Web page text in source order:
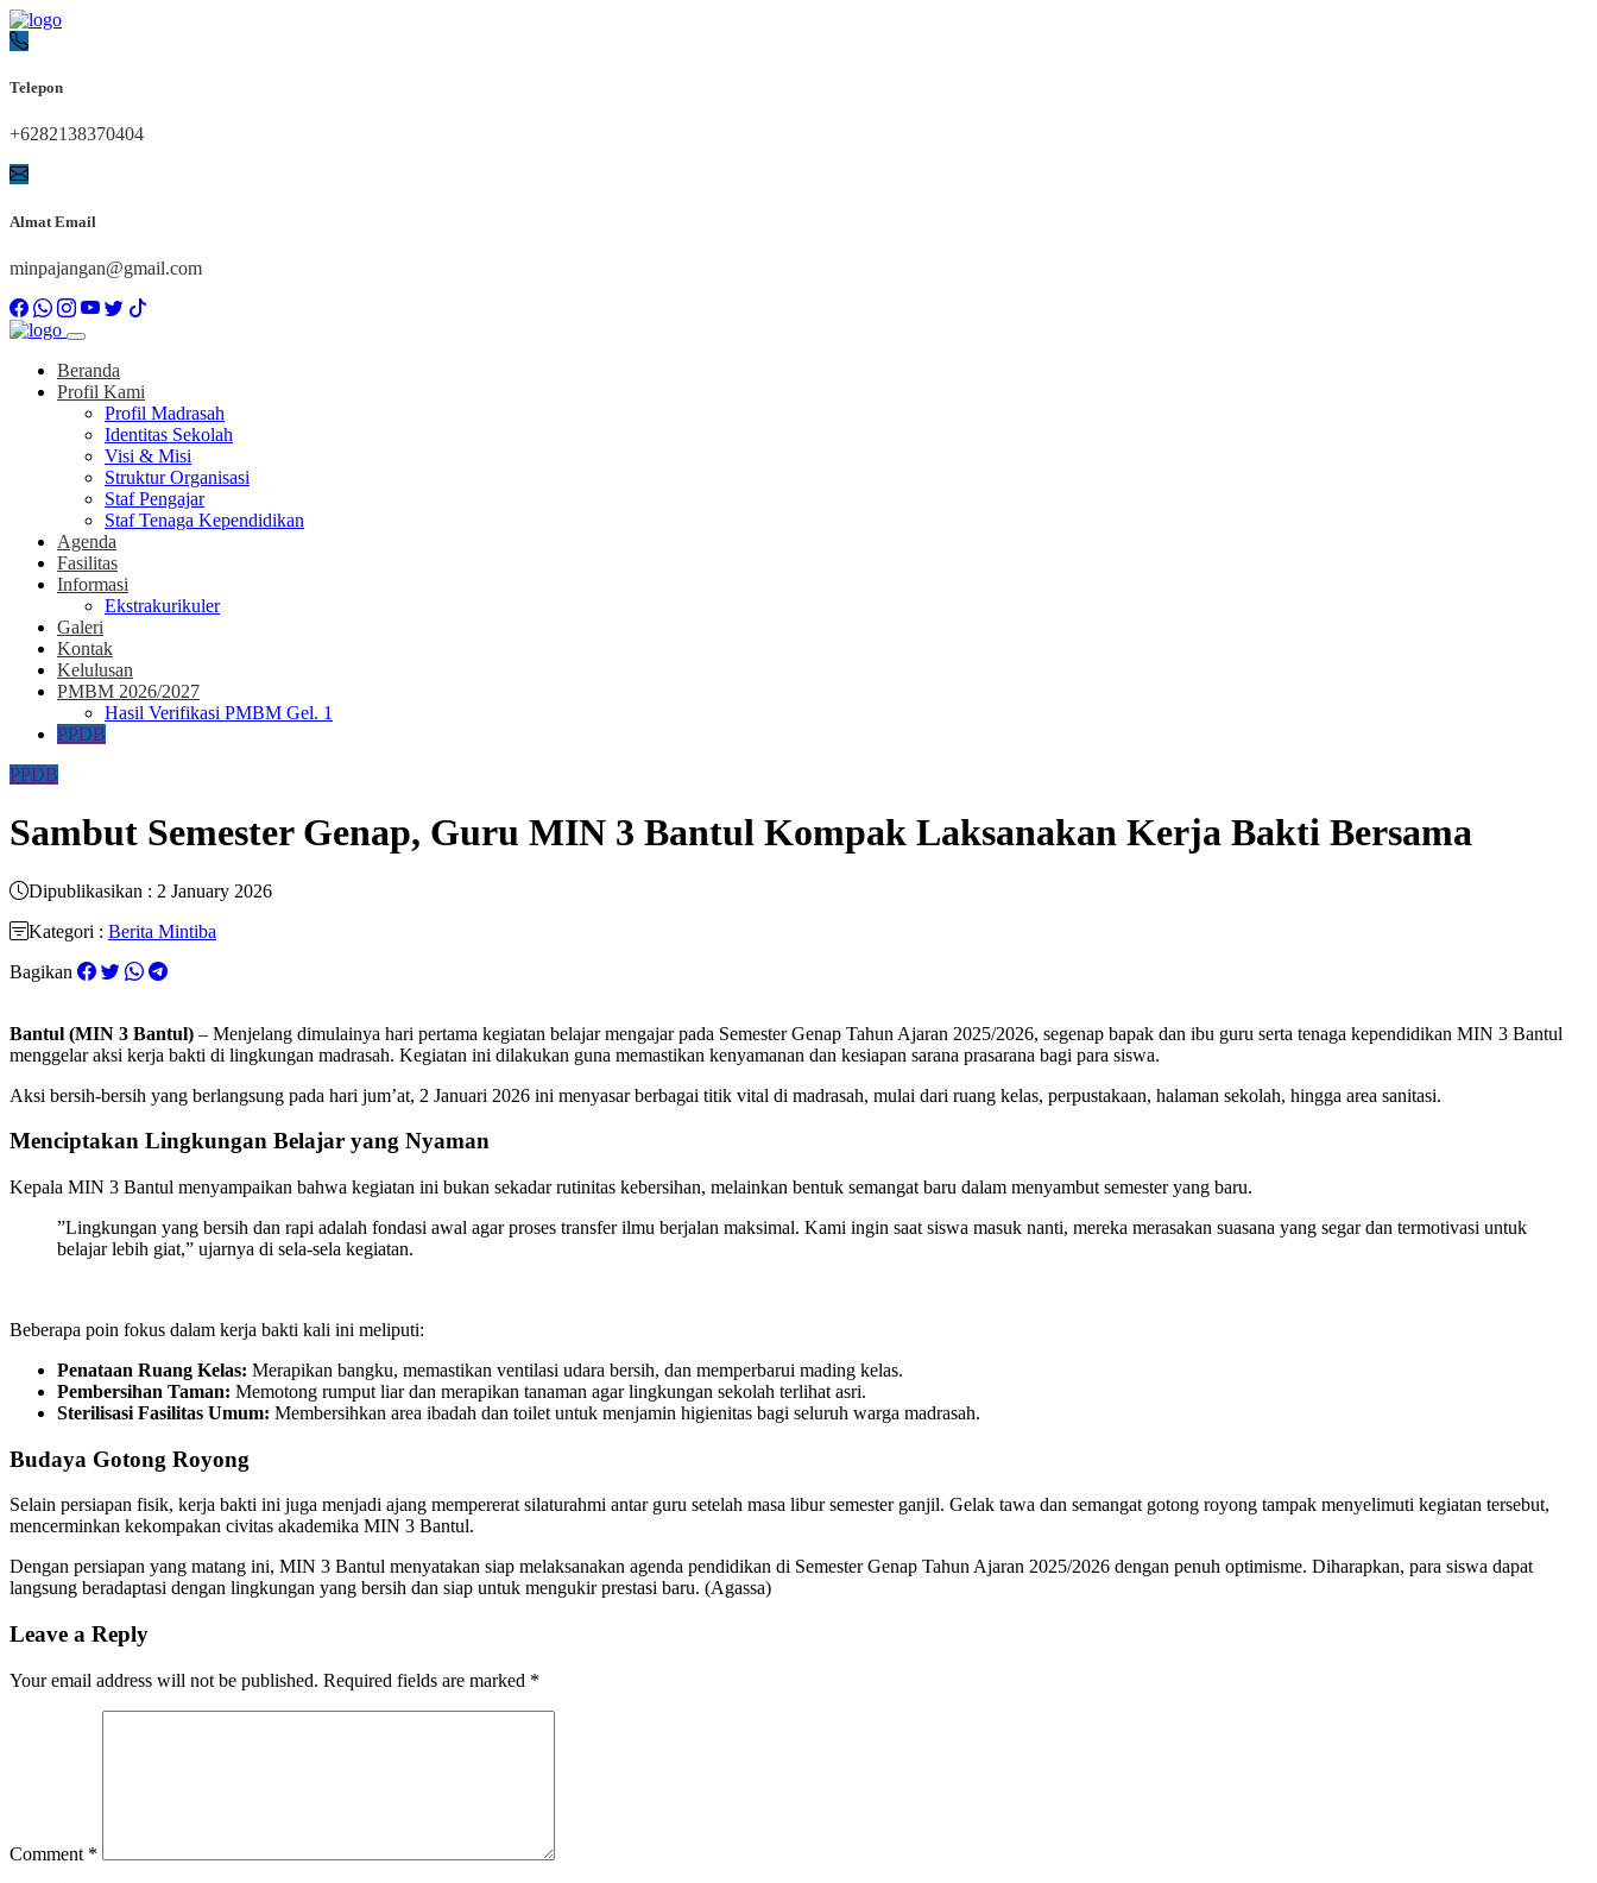
Telepon
+6282138370404
Almat Email
minpajangan@gmail.com
Beranda
Profil Kami
Profil Madrasah
Identitas Sekolah
Visi & Misi
Struktur Organisasi
Staf Pengajar
Staf Tenaga Kependidikan
Agenda
Fasilitas
Informasi
Ekstrakurikuler
Galeri
Kontak
Kelulusan
PMBM 2026/2027
Hasil Verifikasi PMBM Gel. 1
PPDB
PPDB
Sambut Semester Genap, Guru MIN 3 Bantul Kompak Laksanakan Kerja Bakti Bersama
Dipublikasikan : 2 January 2026
Kategori : Berita Mintiba
Bagikan
Bantul (MIN 3 Bantul) – Menjelang dimulainya hari pertama kegiatan belajar mengajar pada Semester Genap Tahun Ajaran 2025/2026, segenap bapak dan ibu guru serta tenaga kependidikan MIN 3 Bantul
menggelar aksi kerja bakti di lingkungan madrasah. Kegiatan ini dilakukan guna memastikan kenyamanan dan kesiapan sarana prasarana bagi para siswa.
​Aksi bersih-bersih yang berlangsung pada hari jum’at, 2 Januari 2026 ini menyasar berbagai titik vital di madrasah, mulai dari ruang kelas, perpustakaan, halaman sekolah, hingga area sanitasi.
Menciptakan Lingkungan Belajar yang Nyaman
​Kepala MIN 3 Bantul menyampaikan bahwa kegiatan ini bukan sekadar rutinitas kebersihan, melainkan bentuk semangat baru dalam menyambut semester yang baru.
​”Lingkungan yang bersih dan rapi adalah fondasi awal agar proses transfer ilmu berjalan maksimal. Kami ingin saat siswa masuk nanti, mereka merasakan suasana yang segar dan termotivasi untuk
belajar lebih giat,” ujarnya di sela-sela kegiatan.
​Beberapa poin fokus dalam kerja bakti kali ini meliputi:
Penataan Ruang Kelas: Merapikan bangku, memastikan ventilasi udara bersih, dan memperbarui mading kelas.
Pembersihan Taman: Memotong rumput liar dan merapikan tanaman agar lingkungan sekolah terlihat asri.
Sterilisasi Fasilitas Umum: Membersihkan area ibadah dan toilet untuk menjamin higienitas bagi seluruh warga madrasah.
Budaya Gotong Royong
​Selain persiapan fisik, kerja bakti ini juga menjadi ajang mempererat silaturahmi antar guru setelah masa libur semester ganjil. Gelak tawa dan semangat gotong royong tampak menyelimuti kegiatan tersebut,
mencerminkan kekompakan civitas akademika MIN 3 Bantul.
​Dengan persiapan yang matang ini, MIN 3 Bantul menyatakan siap melaksanakan agenda pendidikan di Semester Genap Tahun Ajaran 2025/2026 dengan penuh optimisme. Diharapkan, para siswa dapat
langsung beradaptasi dengan lingkungan yang bersih dan siap untuk mengukir prestasi baru. (Agassa)
Leave a Reply
Your email address will not be published. Required fields are marked *
Comment *